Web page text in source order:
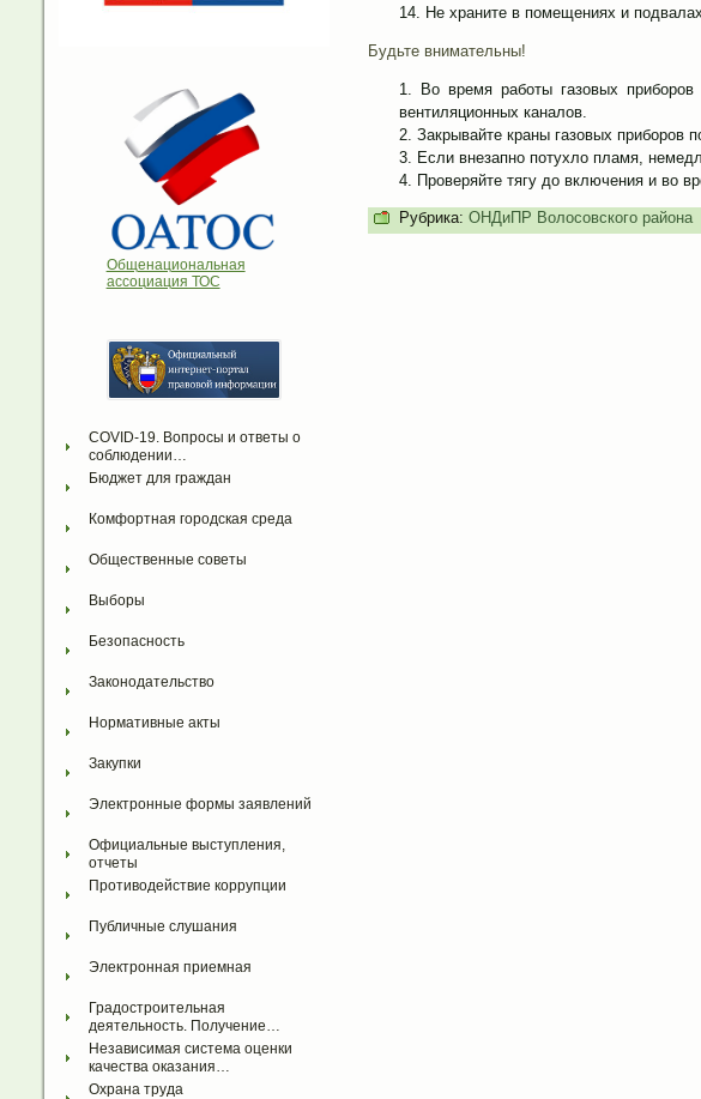
Общенациональная
ассоциация ТОС
COVID-19. Вопросы и ответы о
соблюдении…
Бюджет для граждан
Комфортная городская среда
Общественные советы
Выборы
Безопасность
Законодательство
Нормативные акты
Закупки
Электронные формы заявлений
Официальные выступления,
отчеты
Противодействие коррупции
Публичные слушания
Электронная приемная
Градостроительная
деятельность. Получение…
Независимая система оценки
качества оказания…
Охрана труда
Не храните в помещениях и
Будьте внимательны!
Во время работы газовых
вентиляционных каналов.
Закрывайте краны газовых приборов
Если внезапно потухло пламя,
Проверяйте тягу до включения и во
Рубрика: ОНДиПР Волосовского района